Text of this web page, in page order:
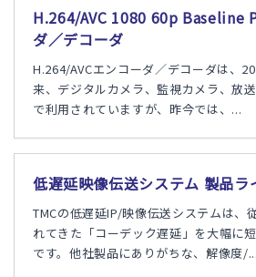
H.264/AVC 1080 60p Baseline
ダ／デコーダ
H.264/AVCエンコーダ／デコーダは、
来、デジタルカメラ、監視カメラ、放
で利用されていますが、昨今では、...
低遅延映像伝送システム 製品ラ
TMCの低遅延IP/映像伝送システムは、
れてきた「コーデック遅延」を大幅に
です。他社製品にありがちな、解像度/...